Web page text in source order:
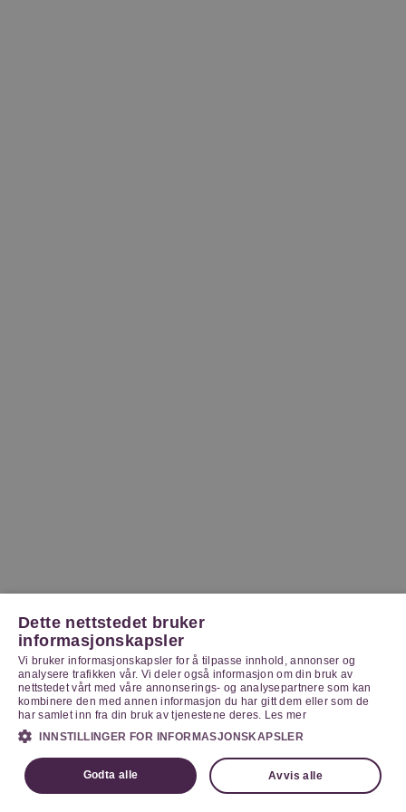
Dette nettstedet bruker
informasjonskapsler
Vi bruker informasjonskapsler for å tilpasse innhold, annonser og
analysere trafikken vår. Vi deler også informasjon om din bruk av
nettstedet vårt med våre annonserings- og analysepartnere som kan
kombinere den med annen informasjon du har gitt dem eller som de
har samlet inn fra din bruk av tjenestene deres. Les mer
INNSTILLINGER FOR INFORMASJONSKAPSLER
Godta alle Avvis alle